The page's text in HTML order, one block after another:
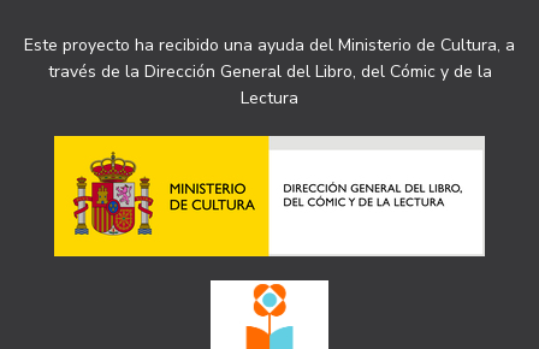
Este proyecto ha recibido una ayuda del Ministerio de Cultura, a
través de la Dirección General del Libro, del Cómic y de la
Lectura